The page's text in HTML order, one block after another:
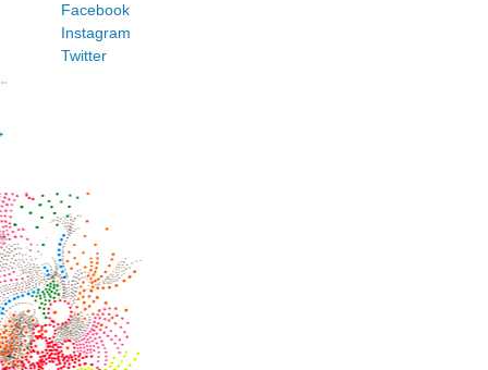
Facebook
Instagram
Twitter